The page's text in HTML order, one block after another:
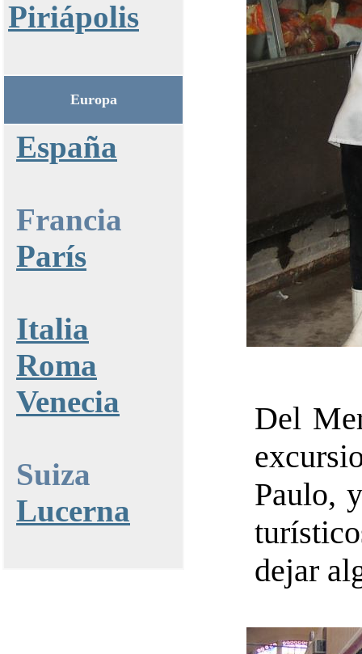
Piriápolis
Europa
España
Francia
París
Italia
Roma
Venecia
Suiza
Lucerna
Del
Paulo,
dejar